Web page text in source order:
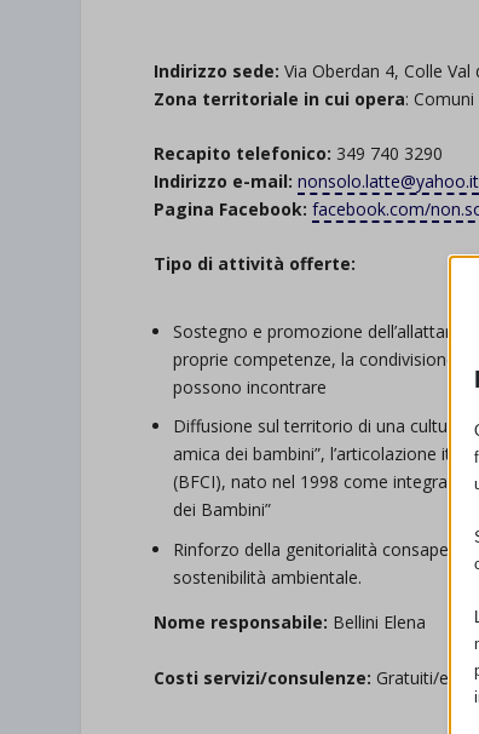
Indirizzo sede: Via Oberdan 4, Colle Val
Zona territoriale in cui opera:
Recapito telefonico: 349 740 3290
Indirizzo e-mail: nonsolo.latte@yahoo.it
Pagina Facebook: facebook.com/
Tipo di attività offerte:
Sostegno e promozione
proprie competenze, la condivisione
possono incontrare
Diffusione sul territorio di una cultura
amica dei bambini”, l’articolazione
(BFCI), nato nel 1998 come
dei Bambini”
Rinforzo della genitorialità
sostenibilità ambientale.
Nome responsabile: Bellini Elena
Costi servizi/consulenze: Gratuiti/e